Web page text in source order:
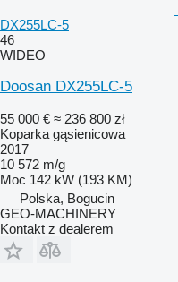
DX255LC-5
46
WIDEO
Doosan DX255LC-5
55 000 € ≈ 236 800 zł
Koparka gąsienicowa
2017
10 572 m/g
Moc 142 kW (193 KM)
Polska, Bogucin
GEO-MACHINERY
Kontakt z dealerem